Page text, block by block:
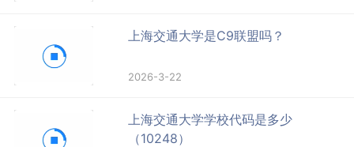
上海交通大学是C9联盟吗？
2026-3-22
上海交通大学学校代码是多少
（10248）